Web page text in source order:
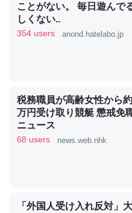
昆虫ってカルシウム少ない
コオロギのカルシウム分は
論文では「淡水はカルシウ
利だから両方が拮抗してる
ずキチンを強化してる筈だ
ことがない。 毎日遊んで
しくない..
354 users anond.hatelabo.jp
税務職員が高齢女性から
万円受け取り競艇 懲戒免
ニュース
68 users news.web.nhk
「外国人受け入れ反対」